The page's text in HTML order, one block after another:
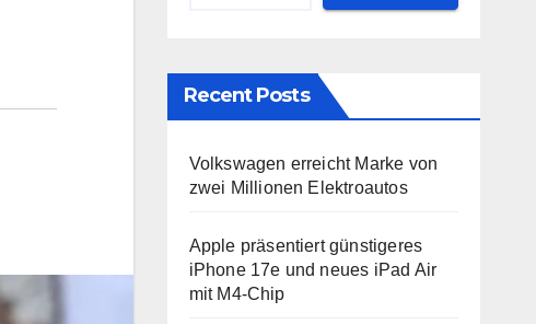
Recent Posts
Volkswagen erreicht Marke von
zwei Millionen Elektroautos
Apple präsentiert günstigeres
iPhone 17e und neues iPad Air
mit M4-Chip